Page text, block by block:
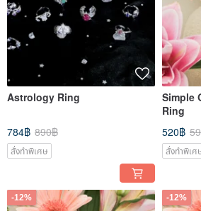
Astrology Ring
784฿ 890฿
สั่งทำพิเศษ
Simple
Ring
520฿
สั่งทำพิเศ
-12% -12%